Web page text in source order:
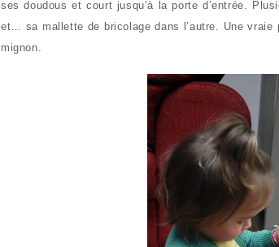
ses doudous et court jusqu’à la porte d’entrée.
et… sa mallette de bricolage dans l’autre. Une vraie
mignon.